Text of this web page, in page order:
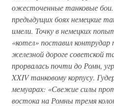
ожесточенные танковые
предыдущих боях немецкие
имели. Точку в немецких
«котел» поставил контрудар
железной дороге советской
прорвалась почти до Ромн,
XXIV танковому корпусу.
мемуарах: «Свежие силы
востока на Ромны тремя